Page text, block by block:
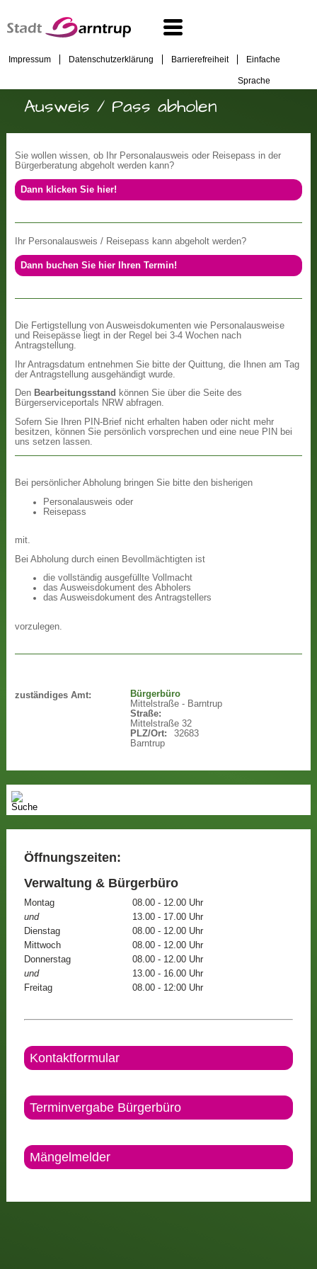
Impressum Datenschutzerklärung Barrierefreiheit Einfache
Sprache
Ausweis / Pass abholen
Sie wollen wissen, ob Ihr Personalausweis oder Reisepass in der
Bürgerberatung abgeholt werden kann?
Dann klicken Sie hier!
Ihr Personalausweis / Reisepass kann abgeholt werden?
Dann buchen Sie hier Ihren Termin!
Die Fertigstellung von Ausweisdokumenten wie Personalausweise
und Reisepässe liegt in der Regel bei 3-4 Wochen nach
Antragstellung.
Ihr Antragsdatum entnehmen Sie bitte der Quittung, die Ihnen am Tag
der Antragstellung ausgehändigt wurde.
Den Bearbeitungsstand können Sie über die Seite des
Bürgerserviceportals NRW abfragen.
Sofern Sie Ihren PIN-Brief nicht erhalten haben oder nicht mehr
besitzen, können Sie persönlich vorsprechen und eine neue PIN bei
uns setzen lassen.
Bei persönlicher Abholung bringen Sie bitte den bisherigen
Personalausweis oder
Reisepass
mit.
Bei Abholung durch einen Bevollmächtigten ist
die vollständig ausgefüllte Vollmacht
das Ausweisdokument des Abholers
das Ausweisdokument des Antragstellers
vorzulegen.
zuständiges Amt:
Bürgerbüro
Mittelstraße - Barntrup
Straße:
Mittelstraße 32
PLZ/Ort:
32683
Barntrup
Öffnungszeiten:
Verwaltung & Bürgerbüro
Montag
08.00 - 12.00 Uhr
und
13.00 - 17.00 Uhr
Dienstag
08.00 - 12.00 Uhr
Mittwoch
08.00 - 12.00 Uhr
Donnerstag
08.00 - 12.00 Uhr
und
13.00 - 16.00 Uhr
Freitag
08.00 - 12:00 Uhr
Kontaktformular
Terminvergabe Bürgerbüro
Mängelmelder